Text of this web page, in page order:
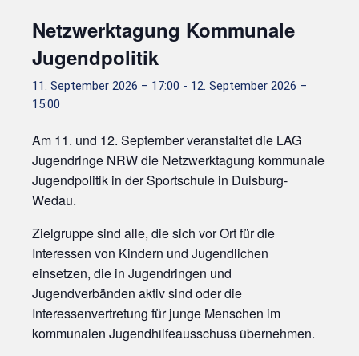
Netzwerktagung Kommunale
Jugendpolitik
11. September 2026 – 17:00 - 12. September 2026 –
15:00
Am 11. und 12. September veranstaltet die LAG
Jugendringe NRW die Netzwerktagung kommunale
Jugendpolitik in der Sportschule in Duisburg-
Wedau.
Zielgruppe sind alle, die sich vor Ort für die
Interessen von Kindern und Jugendlichen
einsetzen, die in Jugendringen und
Jugendverbänden aktiv sind oder die
Interessenvertretung für junge Menschen im
kommunalen Jugendhilfeausschuss übernehmen.